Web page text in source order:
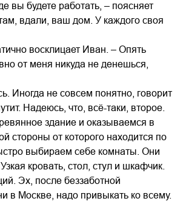
вы будете работать, – поясняет
вдали, ваш дом. У каждого своя
восклицает Иван. – Опять
от меня никуда не денешься,
Иногда не совсем понятно, говорит
Надеюсь, что, всё-таки, второе.
здание и оказываемся в
стороны от которого находится по
выбираем себе комнаты. Они
кровать, стол, стул и шкафчик.
Эх, после беззаботной
в Москве, надо привыкать ко всему.